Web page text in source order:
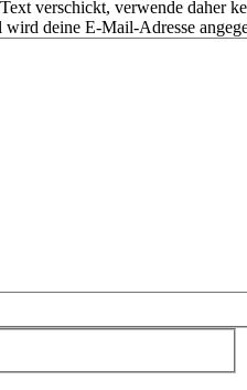
verschickt, verwende daher
deine E-Mail-Adresse